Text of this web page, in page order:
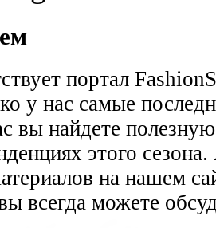
портал
у нас самые
вы найдете
этого
на нашем
всегда можете